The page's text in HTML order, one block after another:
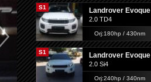
S1 Landrover Evoque
2.0 TD4
Orj:180hp / 430nm
S1 Landrover Evoque
2.0 Si4
Orj:240hp / 340nm